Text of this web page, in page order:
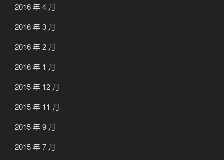
2016 年 4 月
2016 年 3 月
2016 年 2 月
2016 年 1 月
2015 年 12 月
2015 年 11 月
2015 年 9 月
2015 年 7 月